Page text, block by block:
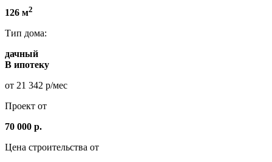
126 м2
Тип дома:
дачный
В ипотеку
от 21 342 р/мес
Проект от
70 000 р.
Цена строительства от